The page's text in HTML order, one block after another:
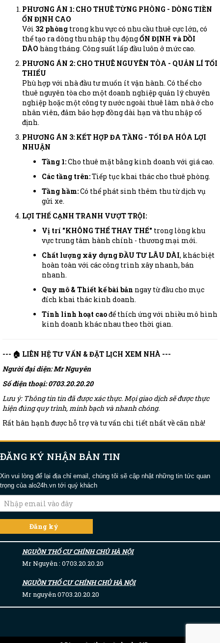
PHƯƠNG ÁN 1: CHO THUÊ TỪNG PHÒNG - DÒNG TIỀN
ỔN ĐỊNH CAO
Với 32 phòng trong khu vực có nhu cầu thuê cực lớn, có
thể tạo ra dòng thu nhập thụ độngỔN ĐỊNH và DỒI
DÀO hàng tháng. Công suất lấp đầu luôn ở mức cao.
PHƯƠNG ÁN 2: CHO THUÊ NGUYÊN TÒA - QUẢN LÍ TỐI
THIỂU
Phù hợp với nhà đầu tư muốn ít vận hành. Có thể cho
thuê nguyên tòa cho một doanh nghiệp quản lý chuyên
nghiệp hoặc một công ty nước ngoài thuê làm nhà ở cho
nhân viên, đảm bảo hợp đồng dài hạn và thu nhập cố
định.
PHƯƠNG ÁN 3: KẾT HỢP ĐA TẦNG - TỐI ĐA HÓA LỢI
NHUẬN
Tầng 1:Cho thuê mặt bằng kinh doanh với giá cao.
Các tầng trên:Tiếp tục khai thác cho thuê phòng.
Tầng hầm:Có thể phát sinh thêm thu từ dịch vụ
gửi xe.
LỢI THẾ CẠNH TRANH VƯỢT TRỘI:
Vị trí "KHÔNG THỂ THAY THẾ" trong lòng khu
vực trung tâm hành chính - thương mại mới.
Chất lượng xây dựng ĐẦU TƯ LÂU DÀI, khác biệt
hoàn toàn với các công trình xây nhanh, bán
nhanh.
Quy mô & Thiết kế bài bản ngay từ đầu cho mục
đích khai thác kinh doanh.
Tính linh hoạt caođể thích ứng với nhiều mô hình
kinh doanh khác nhau theo thời gian.
--- 🏠 LIÊN HỆ TƯ VẤN & ĐẶT LỊCH XEM NHÀ ---
Người đại diện: Mr Nguyên
Số điện thoại: 0703.20.20.20
Lưu ý: Thông tin tin đã được xác thực. Mọi giao dịch sẽ được thực
hiện đúng quy trình, minh bạch và nhanh chóng.
Rất hân hạnh được hỗ trợ và tư vấn chi tiết nhất về căn nhà!
ĐĂNG KÝ NHẬN BẢN TIN
Xin vui lòng để lại địa chỉ email, chúng tôi sẽ cập nhật những tin tức quan
trọng của alo24h.vn tới quý khách
NGUỒN THỔ CƯ CHÍNH CHỦ HÀ NỘI
Mr Nguyên : 0703.20.20.20
NGUỒN THỔ CƯ CHÍNH CHỦ HÀ NỘI
Mr nguyên 0703.20.20.20